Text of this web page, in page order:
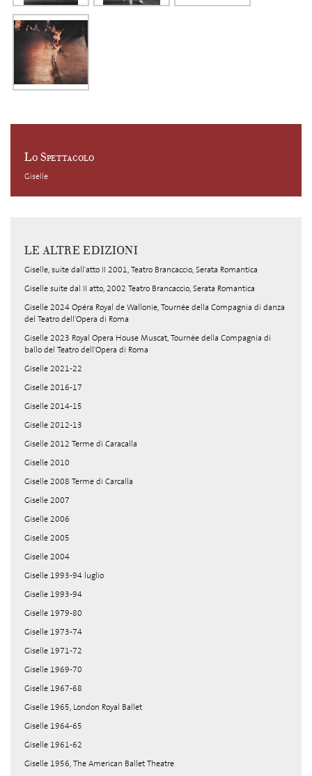
Lo Spettacolo
Giselle
LE ALTRE EDIZIONI
Giselle, suite dall'atto II 2001, Teatro Brancaccio, Serata Romantica
Giselle suite dal II atto, 2002 Teatro Brancaccio, Serata Romantica
Giselle 2024 Opéra Royal de Wallonie, Tournée della Compagnia di danza
del Teatro dell'Opera di Roma
Giselle 2023 Royal Opera House Muscat, Tournée della Compagnia di
ballo del Teatro dell'Opera di Roma
Giselle 2021-22
Giselle 2016-17
Giselle 2014-15
Giselle 2012-13
Giselle 2012 Terme di Caracalla
Giselle 2010
Giselle 2008 Terme di Carcalla
Giselle 2007
Giselle 2006
Giselle 2005
Giselle 2004
Giselle 1993-94 luglio
Giselle 1993-94
Giselle 1979-80
Giselle 1973-74
Giselle 1971-72
Giselle 1969-70
Giselle 1967-68
Giselle 1965, London Royal Ballet
Giselle 1964-65
Giselle 1961-62
Giselle 1956, The American Ballet Theatre